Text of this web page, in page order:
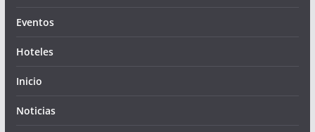
Eventos
Hoteles
Inicio
Noticias